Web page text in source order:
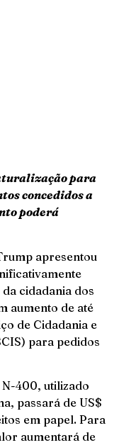
para
concedidos a
poderá
apresentou
cidadania dos
aumento de até
de Cidadania e
para pedidos
400, utilizado
passará de US$
em papel. Para
aumentará de